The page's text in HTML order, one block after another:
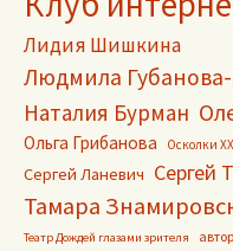
Лидия Шишкина
Людмила
Наталия Бурман
Ольга Грибанова Осколки
Сергей Ланевич Сергей
Тамара
Театр Дождей глазами зрителя